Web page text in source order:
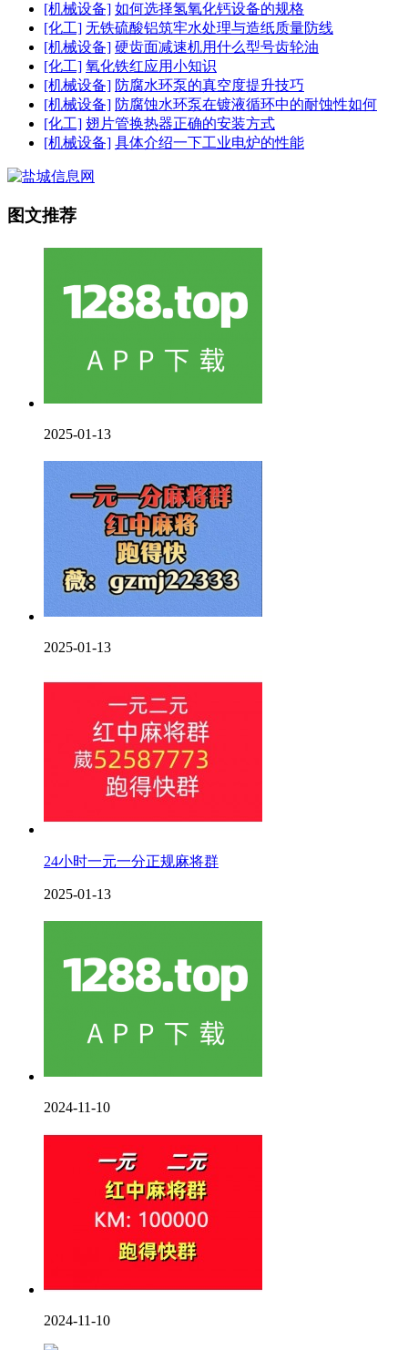
[机械设备] 如何选择氢氧化钙设备的规格
[化工] 无铁硫酸铝筑牢水处理与造纸质量防线
[机械设备] 硬齿面减速机用什么型号齿轮油
[化工] 氧化铁红应用小知识
[机械设备] 防腐水环泵的真空度提升技巧
[机械设备] 防腐蚀水环泵在镀液循环中的耐蚀性如何
[化工] 翅片管换热器正确的安装方式
[机械设备] 具体介绍一下工业电炉的性能
图文推荐
2025-01-13
2025-01-13
24小时一元一分正规麻将群
2025-01-13
2024-11-10
2024-11-10